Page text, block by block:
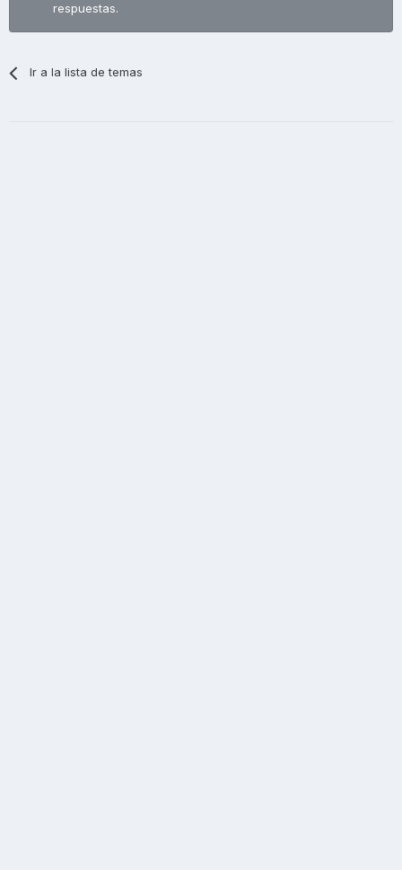
respuestas.
Ir a la lista de temas